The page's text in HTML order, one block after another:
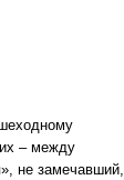
– между
не замечавший,